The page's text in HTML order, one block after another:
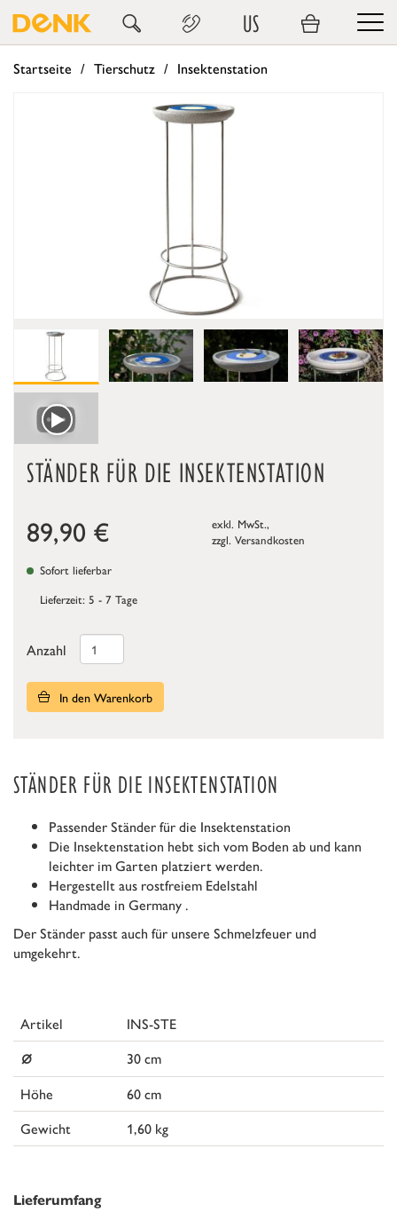
US
Startseite Tierschutz Insektenstation
STÄNDER FÜR DIE INSEKTENSTATION
89,90 €
exkl. MwSt.,
zzgl. Versandkosten
Sofort lieferbar
Lieferzeit: 5 - 7 Tage
Anzahl
In den Warenkorb
STÄNDER FÜR DIE INSEKTENSTATION
Passender Ständer für die Insektenstation
Die Insektenstation hebt sich vom Boden ab und kann
leichter im Garten platziert werden.
Hergestellt aus rostfreiem Edelstahl
Handmade in Germany .
Der Ständer passt auch für unsere Schmelzfeuer und
umgekehrt.
Artikel INS-STE
⌀
30 cm
Höhe
60 cm
Gewicht
1,60 kg
Lieferumfang